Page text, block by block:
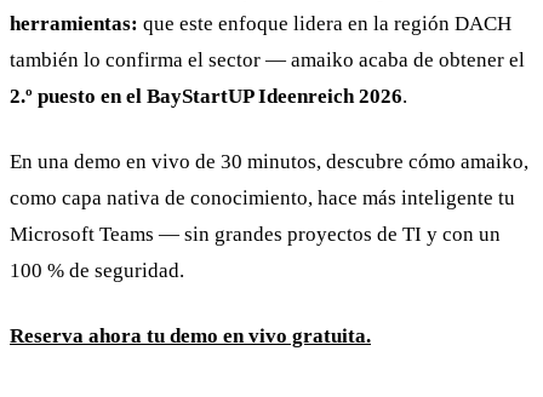
herramientas: que este enfoque lidera en la región DACH
también lo confirma el sector — amaiko acaba de obtener el
2.º puesto en el BayStartUP Ideenreich 2026.
En una demo en vivo de 30 minutos, descubre cómo amaiko,
como capa nativa de conocimiento, hace más inteligente tu
Microsoft Teams — sin grandes proyectos de TI y con un
100 % de seguridad.
Reserva ahora tu demo en vivo gratuita.